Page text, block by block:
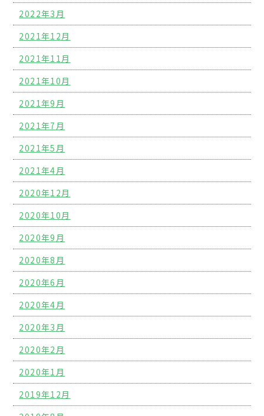
2022年3月
2021年12月
2021年11月
2021年10月
2021年9月
2021年7月
2021年5月
2021年4月
2020年12月
2020年10月
2020年9月
2020年8月
2020年6月
2020年4月
2020年3月
2020年2月
2020年1月
2019年12月